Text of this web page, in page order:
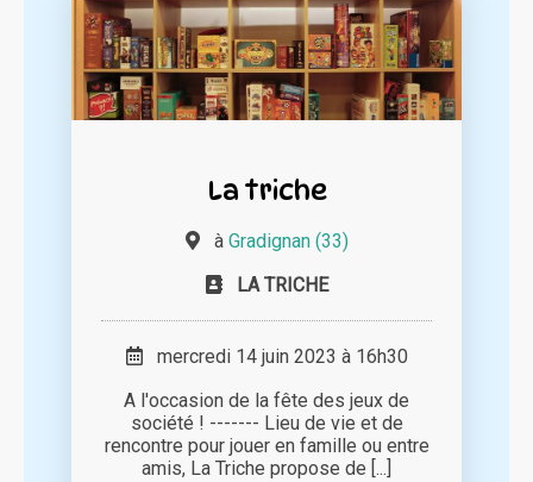
La triche
à Gradignan (33)
LA TRICHE
mercredi 14 juin 2023 à 16h30
A l'occasion de la fête des jeux de
société ! ------- Lieu de vie et de
rencontre pour jouer en famille ou entre
amis, La Triche propose de [...]